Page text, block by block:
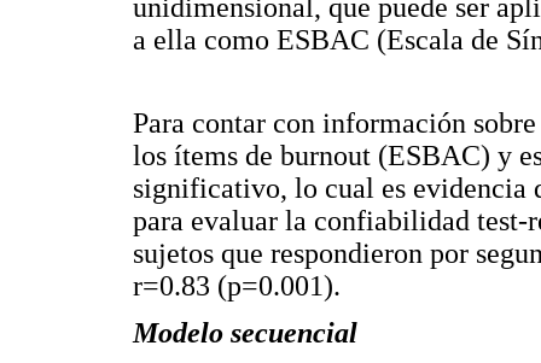
unidimensional, que puede ser
a ella como ESBAC (Escala de
Para contar con información
los ítems de burnout (ESBAC) y
significativo, lo cual es evidencia
para evaluar la confiabilidad test-
sujetos que respondieron por
r=0.83 (p=0.001).
Modelo secuencial